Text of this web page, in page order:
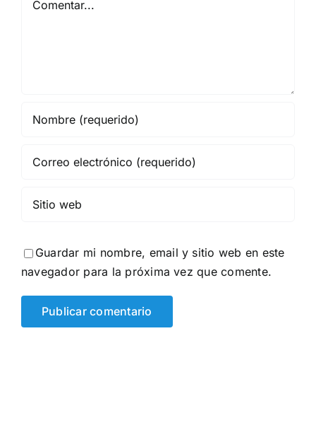
Guardar mi nombre, email y sitio web en este
navegador para la próxima vez que comente.